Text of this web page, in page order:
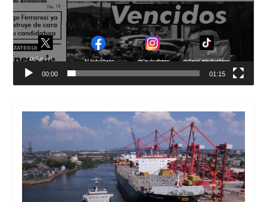
00:00 01:15